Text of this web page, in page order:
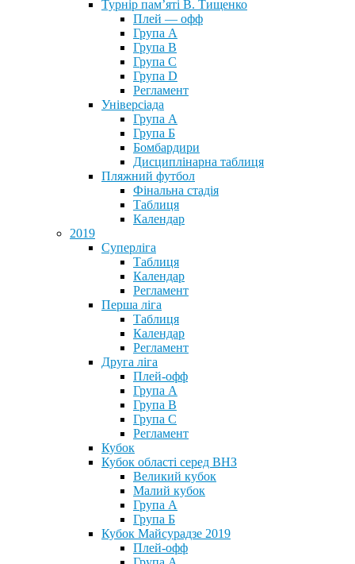
Турнір пам’яті В. Тищенко
Плей — офф
Група А
Група B
Група С
Група D
Регламент
Універсіада
Група А
Група Б
Бомбардири
Дисциплінарна таблиця
Пляжний футбол
Фінальна стадія
Таблиця
Календар
2019
Суперліга
Таблиця
Календар
Регламент
Перша ліга
Таблиця
Календар
Регламент
Друга ліга
Плей-офф
Група А
Група В
Група С
Регламент
Кубок
Кубок області серед ВНЗ
Великий кубок
Малий кубок
Група А
Група Б
Кубок Майсурадзе 2019
Плей-офф